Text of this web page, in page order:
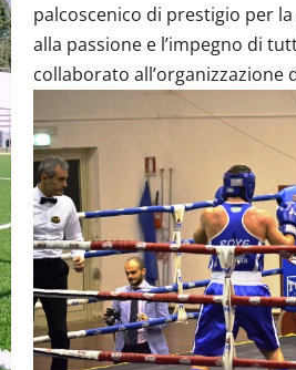
palcoscenico di prestigio per
alla passione e l’impegno di
collaborato all’organizzazione